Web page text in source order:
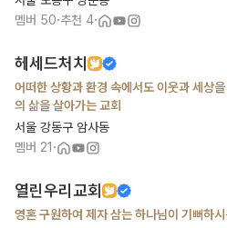
멤버 50·추천 4·
헤세드처치
어떠한 상황과 환경 속에서도 이웃과 세상
의 삶을 살아가는 교회
서울 강동구 암사동
멤버 21 ·
열린우리교회
영혼 구원하여 제자 삼는 하나님이 기뻐하시